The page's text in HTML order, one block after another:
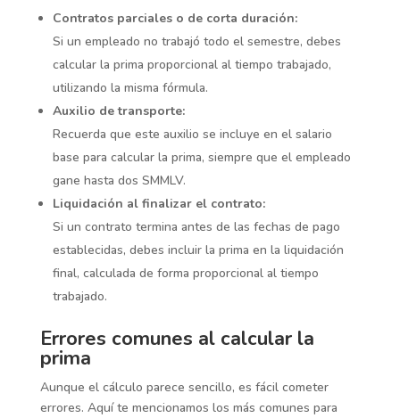
Contratos parciales o de corta duración:
Si un empleado no trabajó todo el semestre, debes
calcular la prima proporcional al tiempo trabajado,
utilizando la misma fórmula.
Auxilio de transporte:
Recuerda que este auxilio se incluye en el salario
base para calcular la prima, siempre que el empleado
gane hasta dos SMMLV.
Liquidación al finalizar el contrato:
Si un contrato termina antes de las fechas de pago
establecidas, debes incluir la prima en la liquidación
final, calculada de forma proporcional al tiempo
trabajado.
Errores comunes al calcular la
prima
Aunque el cálculo parece sencillo, es fácil cometer
errores. Aquí te mencionamos los más comunes para